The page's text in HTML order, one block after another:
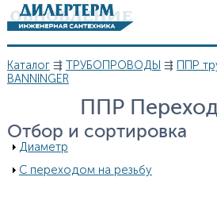
Перейти к основному содержанию
Вы здесь
Каталог⇶ ТРУБОПРОВОДЫ ⇶ ППР
BANNINGER
ППР
Отбор и сортировка
Показать
Диаметр
Показать
С переходом на резьбу